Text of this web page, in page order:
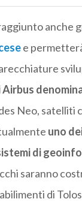
anche
e
Neo, satelliti
uno
di
saranno
di